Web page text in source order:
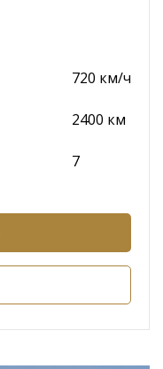
720 км/ч
2400 км
7